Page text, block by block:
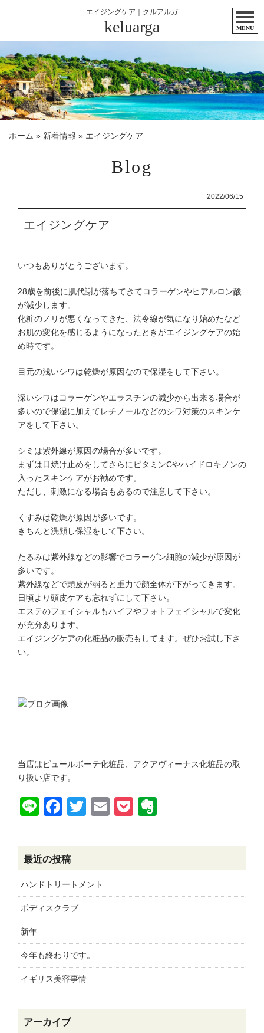
エイジングケア｜クルアルガ
keluarga MENU
ホーム » 新着情報 » エイジングケア
Blog
2022/06/15
エイジングケア
いつもありがとうございます。
28歳を前後に肌代謝が落ちてきてコラーゲンやヒアルロン酸
が減少します。
化粧のノリが悪くなってきた、法令線が気になり始めたなど
お肌の変化を感じるようになったときがエイジングケアの始
め時です。
目元の浅いシワは乾燥が原因なので保湿をして下さい。
深いシワはコラーゲンやエラスチンの減少から出来る場合が
多いので保湿に加えてレチノールなどのシワ対策のスキンケ
アをして下さい。
シミは紫外線が原因の場合が多いです。
まずは日焼け止めをしてさらにビタミンCやハイドロキノンの
入ったスキンケアがお勧めです。
ただし、刺激になる場合もあるので注意して下さい。
くすみは乾燥が原因が多いです。
きちんと洗顔し保湿をして下さい。
たるみは紫外線などの影響でコラーゲン細胞の減少が原因が
多いです。
紫外線などで頭皮が弱ると重力で顔全体が下がってきます。
日頃より頭皮ケアも忘れずにして下さい。
エステのフェイシャルもハイフやフォトフェイシャルで変化
が充分あります。
エイジングケアの化粧品の販売もしてます。ぜひお試し下さ
い。
当店はピュールボーテ化粧品、アクアヴィーナス化粧品の取
り扱い店です。
LineFacebook
Twitter
EmailPocket
最近の投稿
ハンドトリートメント
ボディスクラブ
新年
今年も終わりです。
イギリス美容事情
アーカイブ